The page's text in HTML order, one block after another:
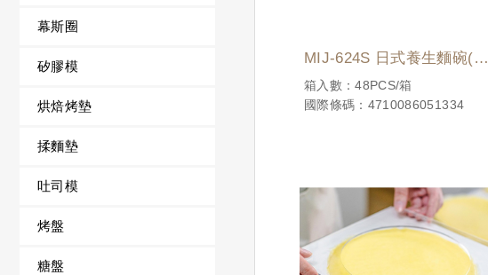
幕斯圈
矽膠模
烘焙烤墊
揉麵墊
吐司模
烤盤
糖盤
MIJ-624S 日式養生麵碗(雙
層隔熱)
箱入數：48PCS/箱
國際條碼：4710086051334